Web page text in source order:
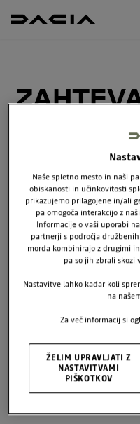
Pooblaščeni
začetna stran
Naše spletno mesto in naši
obiskanosti in učinkovitosti
prikazujemo prilagojene in/ali
pa omogoča interakcijo z
Informacije o vaši uporabi
partnerji s področja
morda kombinirajo z drugimi
pa so jih zbrali skozi
Nastavitve lahko kadar koli
na
Za več informacij si
ŽELIM UPRAVLJATI Z
NASTAVITVAMI
PIŠKOTKOV